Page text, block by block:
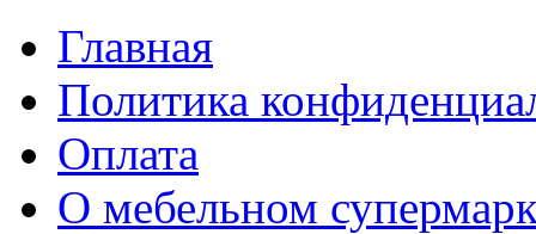
Главная
Политика
Оплата
О мебельном